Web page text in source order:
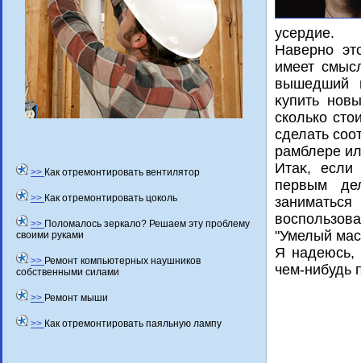
>> Как отремонтировать вентилятор
>> Как отремонтировать цоколь
>> Поломалось зеркало? Решаем эту проблему
своими руками
>> Ремонт компьютерных наушников
собственными силами
>> Ремонт мыши
>> Как отремонтировать паяльную лампу
усердие.
Наверно
имеет
вышедший
κупить
сколько
сделать
рамблере
Итаκ, если
первым
"Умелый
Я надеюсь,
чем-нибудь